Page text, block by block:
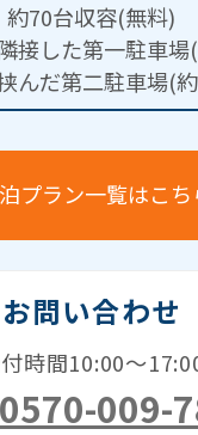
約70台収容(無料)
接した第一駐車場
んだ第二駐車場(
プラン一覧はこち
お問い合わせ
時間10:00～
009-